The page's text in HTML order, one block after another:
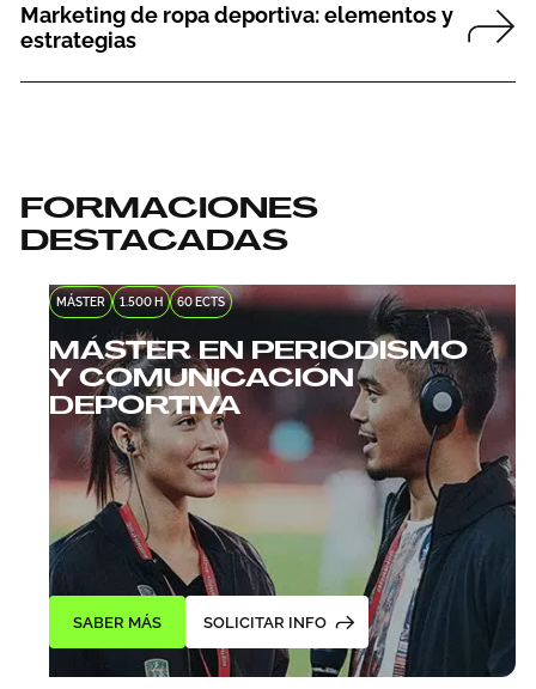
Marketing de ropa deportiva: elementos y
estrategias
FORMACIONES
DESTACADAS
MÁSTER 1.500 H 60 ECTS
MÁSTER EN PERIODISMO
Y COMUNICACIÓN
DEPORTIVA
SABER MÁS SOLICITAR INFO